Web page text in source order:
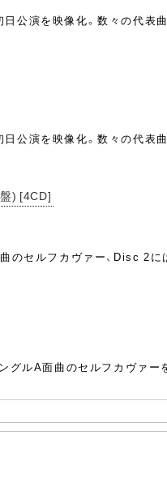
公演を映像化。数々の代表
公演を映像化。数々の代表
) [4CD]
のセルフカヴァー、Disc 2
グルA面曲のセルフカヴァー